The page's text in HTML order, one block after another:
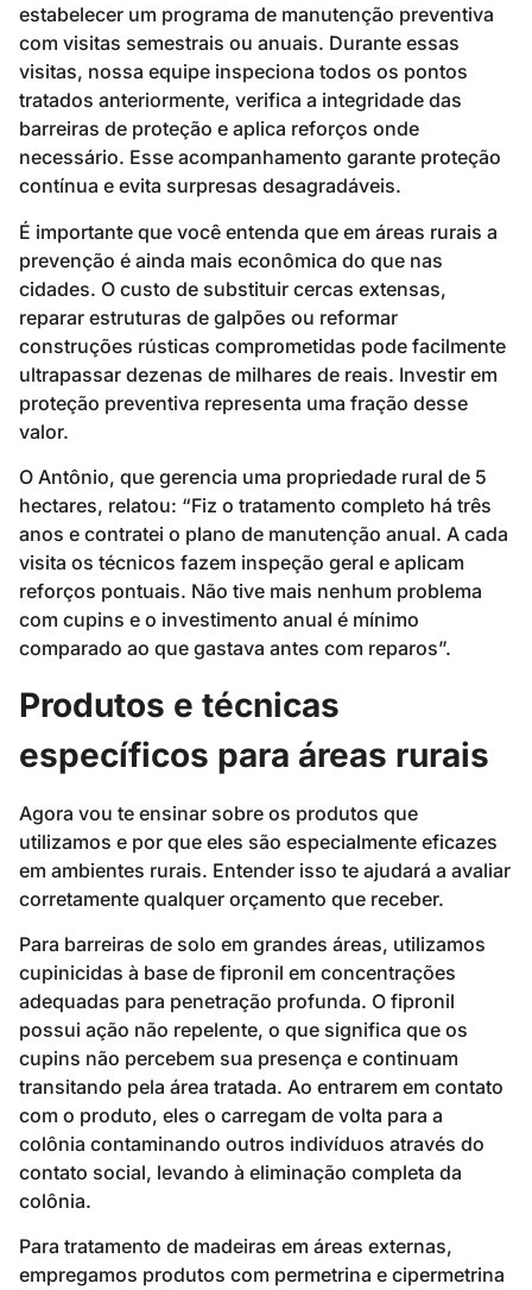
estabelecer um programa de manutenção preventiva
com visitas semestrais ou anuais. Durante essas
visitas, nossa equipe inspeciona todos os pontos
tratados anteriormente, verifica a integridade das
barreiras de proteção e aplica reforços onde
necessário. Esse acompanhamento garante proteção
contínua e evita surpresas desagradáveis.
É importante que você entenda que em áreas rurais a
prevenção é ainda mais econômica do que nas
cidades. O custo de substituir cercas extensas,
reparar estruturas de galpões ou reformar
construções rústicas comprometidas pode facilmente
ultrapassar dezenas de milhares de reais. Investir em
proteção preventiva representa uma fração desse
valor.
O Antônio, que gerencia uma propriedade rural de 5
hectares, relatou: “Fiz o tratamento completo há três
anos e contratei o plano de manutenção anual. A cada
visita os técnicos fazem inspeção geral e aplicam
reforços pontuais. Não tive mais nenhum problema
com cupins e o investimento anual é mínimo
comparado ao que gastava antes com reparos”.
Produtos e técnicas
específicos para áreas rurais
Agora vou te ensinar sobre os produtos que
utilizamos e por que eles são especialmente eficazes
em ambientes rurais. Entender isso te ajudará a avaliar
corretamente qualquer orçamento que receber.
Para barreiras de solo em grandes áreas, utilizamos
cupinicidas à base de fipronil em concentrações
adequadas para penetração profunda. O fipronil
possui ação não repelente, o que significa que os
cupins não percebem sua presença e continuam
transitando pela área tratada. Ao entrarem em contato
com o produto, eles o carregam de volta para a
colônia contaminando outros indivíduos através do
contato social, levando à eliminação completa da
colônia.
Para tratamento de madeiras em áreas externas,
empregamos produtos com permetrina e cipermetrina